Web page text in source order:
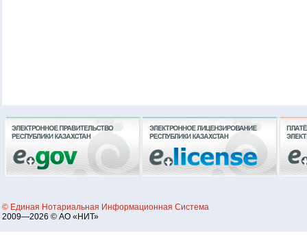
© Единая Нотариальная Информационная Система
2009—2026 © АО «НИТ»